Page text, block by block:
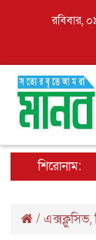
রবিবার,
শিরোনাম:
/ এক্সক্লুসিভ,